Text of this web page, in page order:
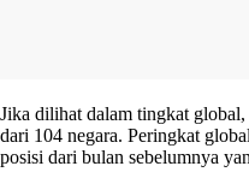
Jika dilihat dalam tingkat
dari 104 negara. Peringkat
posisi dari bulan sebelumnya